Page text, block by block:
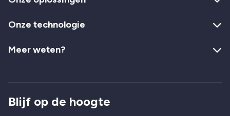
Onze technologie
Meer weten?
Blijf op de hoogte